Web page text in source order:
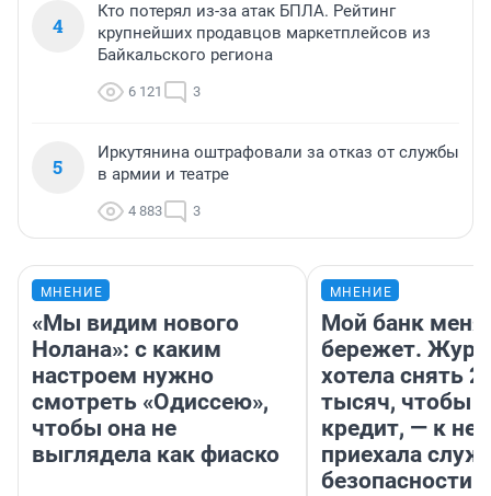
4
Кто потерял из-за атак БПЛА. Рейтинг
крупнейших продавцов маркетплейсов из
Байкальского региона
6 121 3
5
Иркутянина оштрафовали за отказ от службы
в армии и театре
4 883 3
МНЕНИЕ
«Мы видим нового
Нолана»: с каким
настроем нужно
смотреть «Одиссею»,
чтобы она не
выглядела как фиаско
МНЕНИЕ
Мой банк меня
бережет.
хотела снять
тысяч, чтобы
кредит, — к
приехала
безопасности